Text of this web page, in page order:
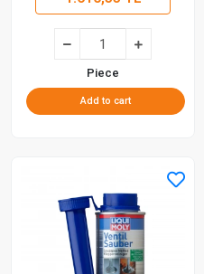
Piece
Add to cart